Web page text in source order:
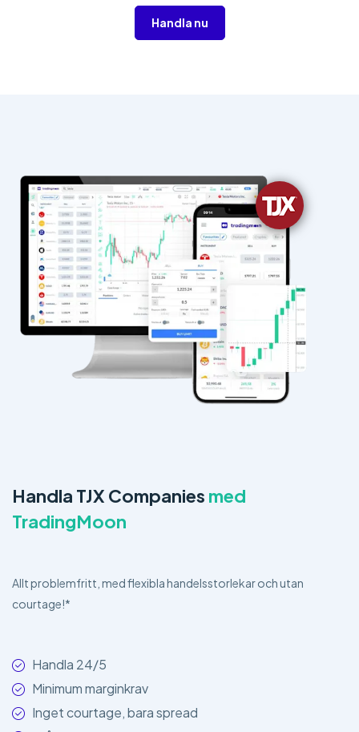
Handla nu
Handla TJX Companies med
TradingMoon
Allt problemfritt, med flexibla handelsstorlekar och utan
courtage!*
Handla 24/5
Minimum marginkrav
Inget courtage, bara spread